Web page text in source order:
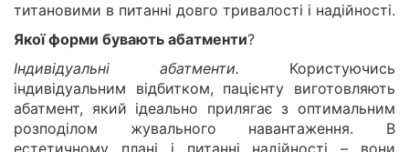
титановими в питанні довго тривалості і надійності.
Якої форми бувають абатменти?
Індивідуальні абатменти. Користуючись
індивідуальним відбитком, пацієнту виготовляють
абатмент, який ідеально прилягає з оптимальним
розподілом жувального навантаження. В
естетичному плані і питанні надійності – вони